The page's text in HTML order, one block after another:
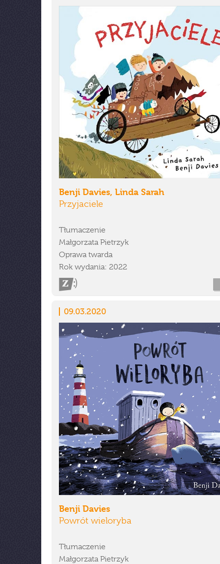
Benji Davies, Linda Sarah
Przyjaciele
Tłumaczenie
Małgorzata Pietrzyk
Oprawa twarda
Rok wydania: 2022
09.03.2020
Benji Davies
Powrót wieloryba
Tłumaczenie
Małgorzata Pietrzyk